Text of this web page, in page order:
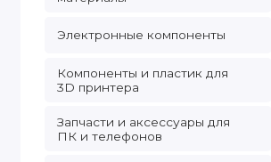
Электронные компоненты
Компоненты и пластик для
3D принтера
Запчасти и аксессуары для
ПК и телефонов